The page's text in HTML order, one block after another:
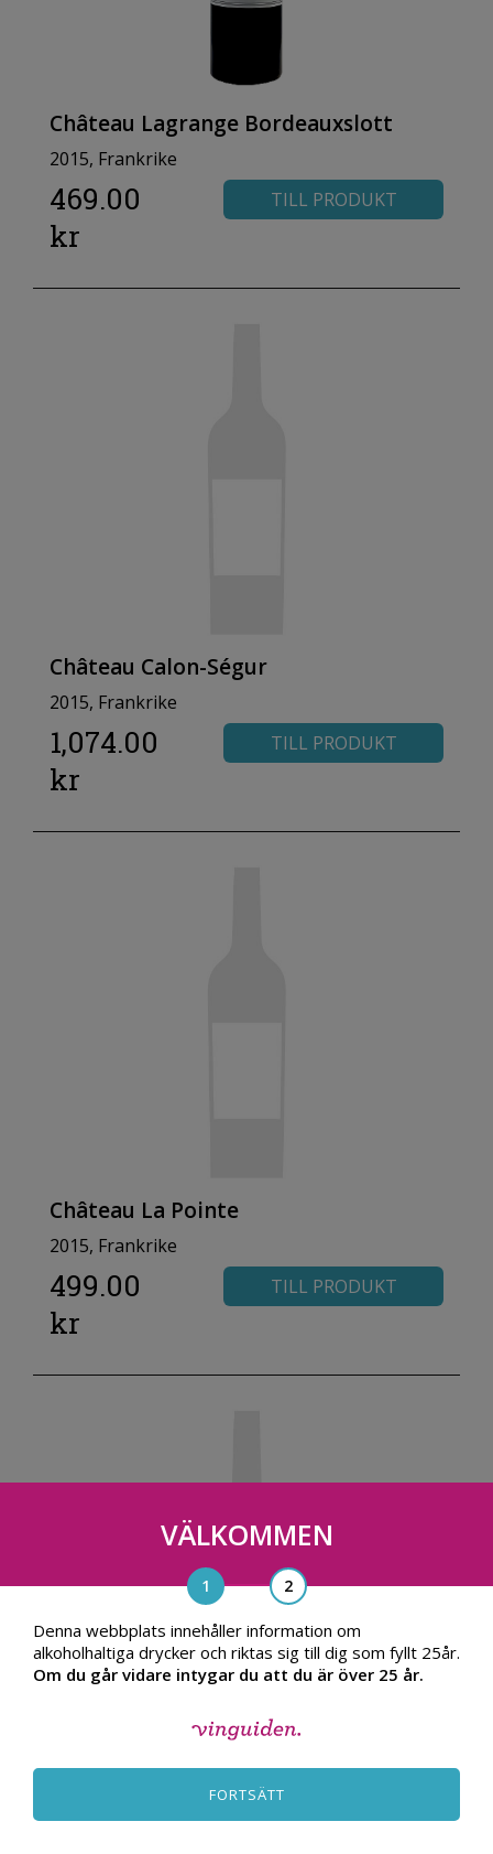
Château Lagrange Bordeauxslott
2015, Frankrike
469.00
kr
TILL PRODUKT
Château Calon-Ségur
2015, Frankrike
1,074.00
kr
TILL PRODUKT
Château La Pointe
2015, Frankrike
499.00
kr
TILL PRODUKT
2009, Frankrike
VÄLKOMMEN
Denna webbplats innehåller information om
alkoholhaltiga drycker och riktas sig till dig som fyllt 25år.
Om du går vidare intygar du att du är över 25 år.
FORTSÄTT